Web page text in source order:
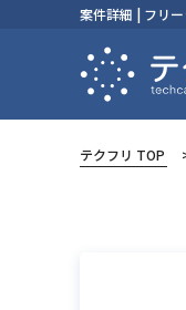
案件詳細 | フリ
テクフリ TOP